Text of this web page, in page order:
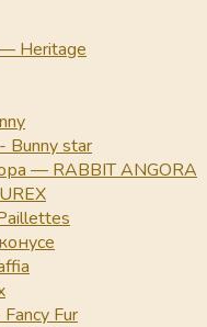
Heritage
Bunny star
— RABBIT ANGORA
Fur